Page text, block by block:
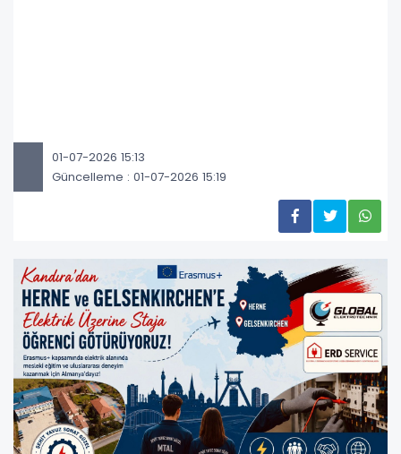
01-07-2026 15:13
Güncelleme : 01-07-2026 15:19